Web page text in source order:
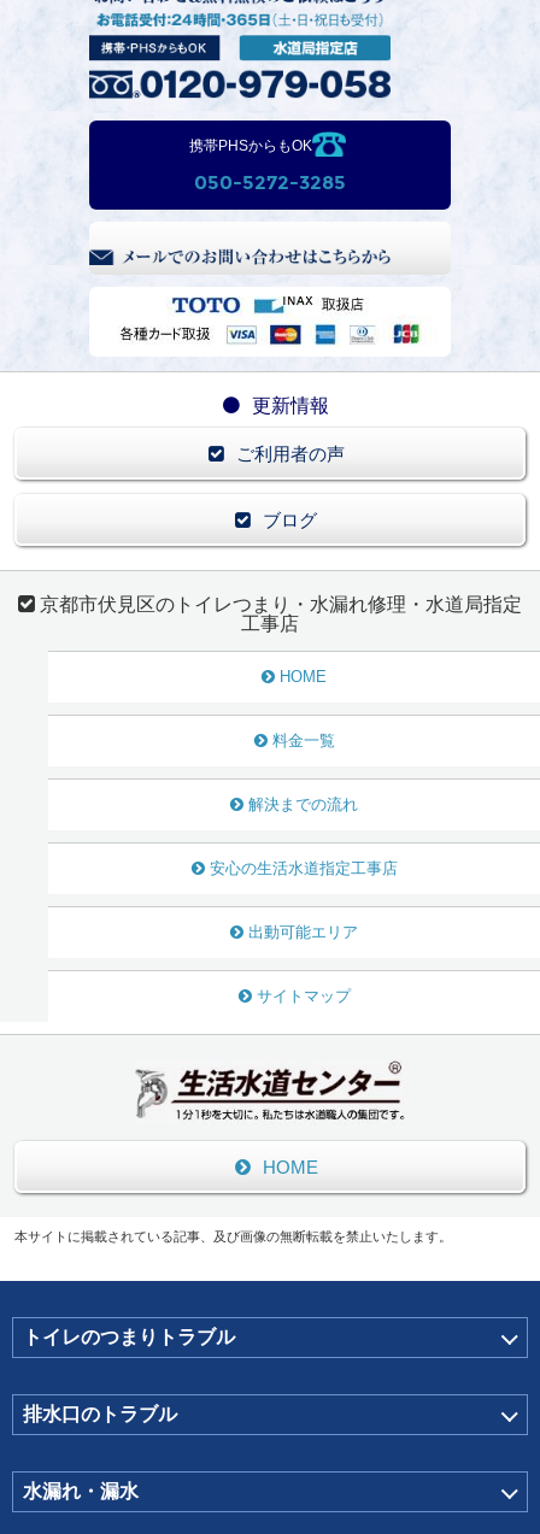
携帯PHSからもOK
050-5272-3285
更新情報
ご利用者の声
ブログ
京都市伏見区のトイレつまり・水漏れ修理・水道局指定
工事店
HOME
料金一覧
解決までの流れ
安心の生活水道指定工事店
出動可能エリア
サイトマップ
HOME
本サイトに掲載されている記事、及び画像の無断転載を禁止いたします。
トイレのつまりトラブル
排水口のトラブル
水漏れ・漏水